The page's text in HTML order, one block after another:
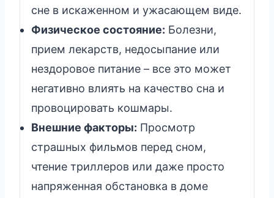
сне в искаженном и ужасающем виде.
Физическое состояние: Болезни,
прием лекарств, недосыпание или
нездоровое питание – все это может
негативно влиять на качество сна и
провоцировать кошмары.
Внешние факторы: Просмотр
страшных фильмов перед сном,
чтение триллеров или даже просто
напряженная обстановка в доме